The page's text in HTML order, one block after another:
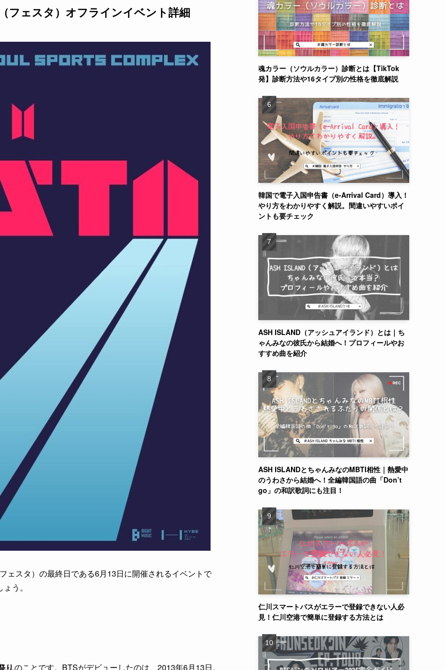
フェスタ）オフラインイベント詳細
ェスタ）の最終日である6月13日に開催されるイベントで
う。
りのことです。BTSがデビューしたのは、2013年6月13日。
魂カラー（ソウルカラー）診断とは【TikTok
発】診断方法や16タイプ別の性格を徹底解説
韓国で電子入国申告書（e-Arrival Card）導入！
やり方をわかりやすく解説。間違いやすいポイ
ントも要チェック
ASH ISLAND（アッシュアイランド）とは｜ち
ゃんみなの彼氏から結婚へ！プロフィールやお
すすめ曲を紹介
ASH ISLANDとちゃんみなのMBTI相性｜熱愛中
のうわさから結婚へ！全編韓国語の曲「Don’t
go」の和訳歌詞にも注目！
仁川スマートパスがエラーで登録できない人必
見！仁川空港で簡単に登録する方法とは